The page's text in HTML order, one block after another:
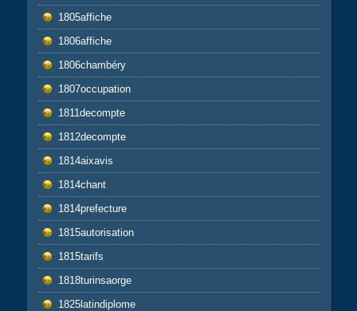
1805affiche
1806affiche
1806chambéry
1807occupation
1811decompte
1812decompte
1814aixavis
1814chant
1814prefecture
1815autorisation
1815tarifs
1818turinsaorge
1825latindiplome